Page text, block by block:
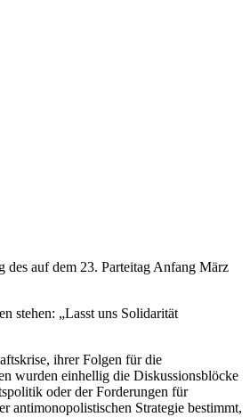
des auf dem 23. Parteitag Anfang März
stehen: „Lasst uns Solidarität
ihrer Folgen für die
wurden einhellig die Diskussionsblöcke
oder der Forderungen für
antimonopolistischen Strategie bestimmt,